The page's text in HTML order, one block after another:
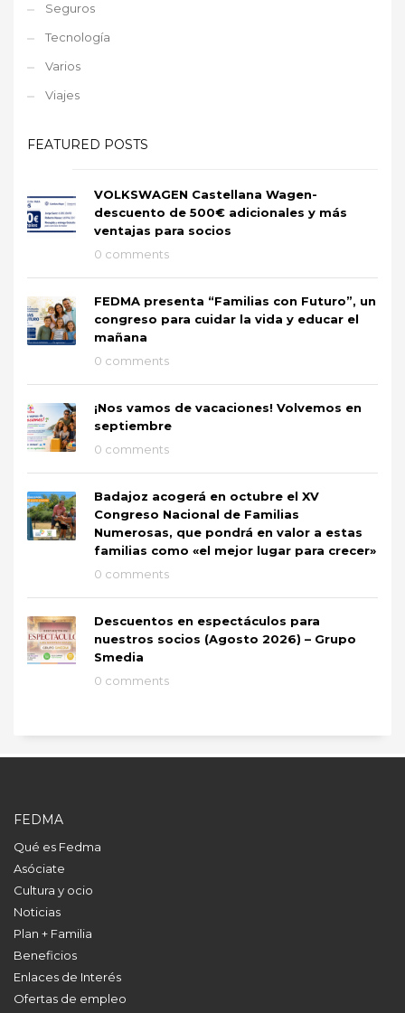
Seguros
Tecnología
Varios
Viajes
FEATURED POSTS
VOLKSWAGEN Castellana Wagen-
descuento de 500€ adicionales y más
ventajas para socios
0 comments
FEDMA presenta “Familias con Futuro”, un
congreso para cuidar la vida y educar el
mañana
0 comments
¡Nos vamos de vacaciones! Volvemos en
septiembre
0 comments
Badajoz acogerá en octubre el XV
Congreso Nacional de Familias
Numerosas, que pondrá en valor a estas
familias como «el mejor lugar para crecer»
0 comments
Descuentos en espectáculos para
nuestros socios (Agosto 2026) – Grupo
Smedia
0 comments
FEDMA
Qué es Fedma
Asóciate
Cultura y ocio
Noticias
Plan + Familia
Beneficios
Enlaces de Interés
Ofertas de empleo